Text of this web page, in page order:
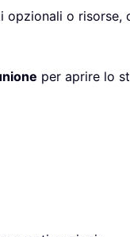
o
per aprire lo